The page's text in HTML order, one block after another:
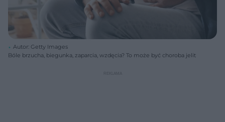
Autor: Getty Images
Bóle brzucha, biegunka, zaparcia, wzdęcia? To może być choroba jelit